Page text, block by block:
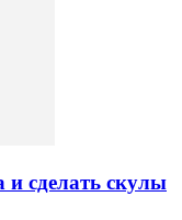
сделать скулы